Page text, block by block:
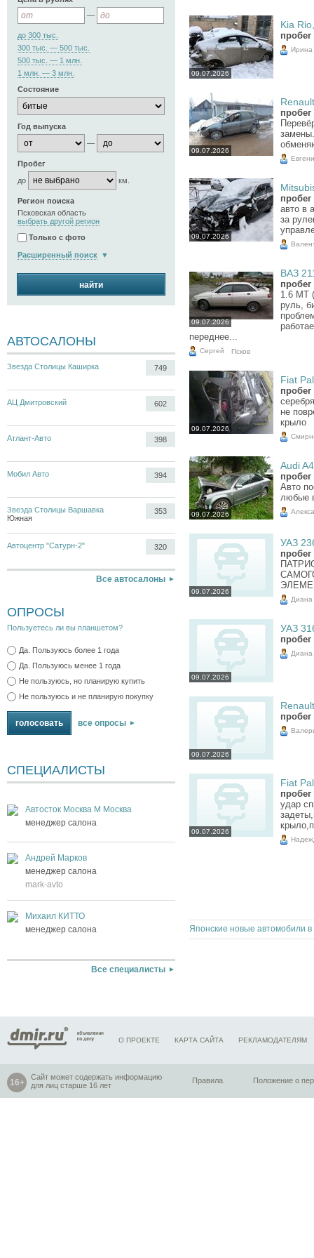
—
до 300 тыс.
300 тыс. — 500 тыс.
500 тыс. — 1 млн.
1 млн. — 3 млн.
Состояние
Год выпуска
—
Пробег
до
км.
Регион поиска
Псковская область
выбрать другой регион
Только с фото
Расширенный поиск
найти
АВТОСАЛОНЫ
Звезда Столицы Каширка 749
АЦ Дмитровский 602
Атлант-Авто 398
Мобил Авто 394
Звезда Столицы Варшавка
Южная
353
Автоцентр "Сатурн-2" 320
Все автосалоны
ОПРОСЫ
Пользуетесь ли вы планшетом?
Да. Пользуюсь более 1 года
Да. Пользуюсь менее 1 года
Не пользуюсь, но планирую купить
Не пользуюсь и не планирую покупку
все опросы
СПЕЦИАЛИСТЫ
Автосток Москва М Москва
менеджер салона
Андрей Марков
менеджер салона
mark-avto
Михаил КИТТО
менеджер салона
Все специалисты
09.07.2026
Kia
Ирина
09.07.2026
09.07.2026
авто в
за
09.07.2026
ВАЗ
1.6 MT
руль,
переднее...
Сергей Псков
09.07.2026
Fiat
не
крыло
09.07.2026
Audi
Авто
любые
09.07.2026
УАЗ
Диана
09.07.2026
УАЗ
Диана
09.07.2026
09.07.2026
Fiat
удар
Японские новые автомобили в
О ПРОЕКТЕ КАРТА САЙТА РЕКЛАМОДАТЕЛЯМ
Сайт может содержать информацию
для лиц старше 16 лет
Правила Положение о